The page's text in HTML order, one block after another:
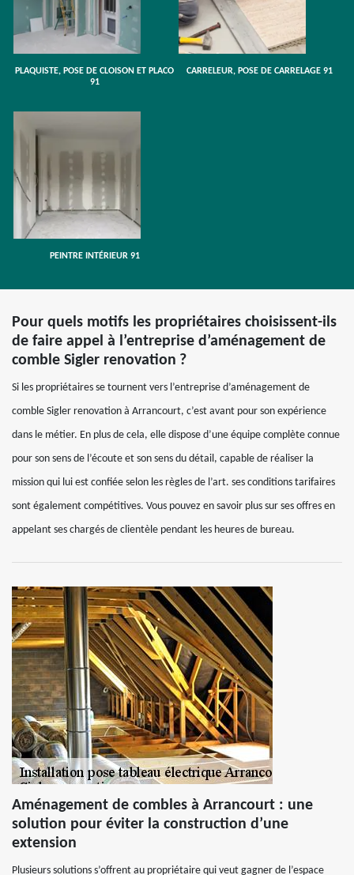
PLAQUISTE, POSE DE CLOISON ET PLACO
91
CARRELEUR, POSE DE CARRELAGE 91
PEINTRE INTÉRIEUR 91
Pour quels motifs les propriétaires choisissent-ils
de faire appel à l’entreprise d’aménagement de
comble Sigler renovation ?
Si les propriétaires se tournent vers l’entreprise d’aménagement de
comble Sigler renovation à Arrancourt, c’est avant pour son expérience
dans le métier. En plus de cela, elle dispose d’une équipe complète connue
pour son sens de l’écoute et son sens du détail, capable de réaliser la
mission qui lui est confiée selon les règles de l’art. ses conditions tarifaires
sont également compétitives. Vous pouvez en savoir plus sur ses offres en
appelant ses chargés de clientèle pendant les heures de bureau.
Aménagement de combles à Arrancourt : une
solution pour éviter la construction d’une
extension
Plusieurs solutions s’offrent au propriétaire qui veut gagner de l’espace